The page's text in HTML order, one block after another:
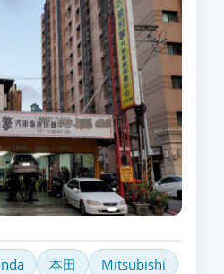
本田
Mitsubishi